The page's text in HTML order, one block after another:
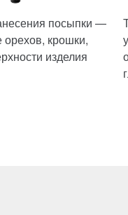
посыпки —
орехов, крошки,
изделия